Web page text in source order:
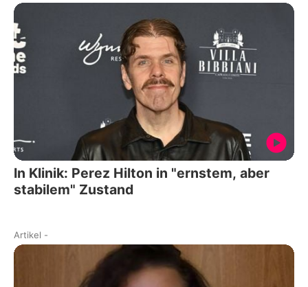
In Klinik: Perez Hilton in "ernstem, aber
stabilem" Zustand
Artikel -